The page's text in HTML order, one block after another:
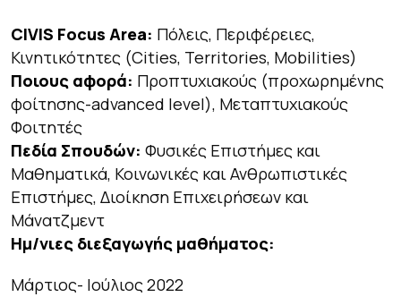
CIVIS Focus Area: Πόλεις, Περιφέρειες,
Κινητικότητες (Cities, Territories, Mobilities)
Ποιους αφορά: Προπτυχιακούς (προχωρημένης
φοίτησης-advanced level), Μεταπτυχιακούς
Φοιτητές
Πεδία Σπουδών: Φυσικές Επιστήμες και
Μαθηματικά, Κοινωνικές και Ανθρωπιστικές
Επιστήμες, Διοίκηση Επιχειρήσεων και
Μάνατζμεντ
Ημ/νιες διεξαγωγής μαθήματος:
Μάρτιος- Ιούλιος 2022